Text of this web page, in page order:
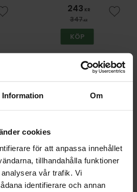
Information Om
cookies
för att anpassa innehållet
tillhandahålla funktioner
vår trafik. Vi
identifierare och annan
Lägg till i favoriter
243 KR
347KR Lägg
KÖP
Tapet 545224 John Wilman
Ltd
Tryckår 1992